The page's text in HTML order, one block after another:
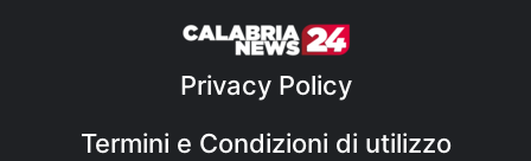
Privacy Policy
Termini e Condizioni di utilizzo